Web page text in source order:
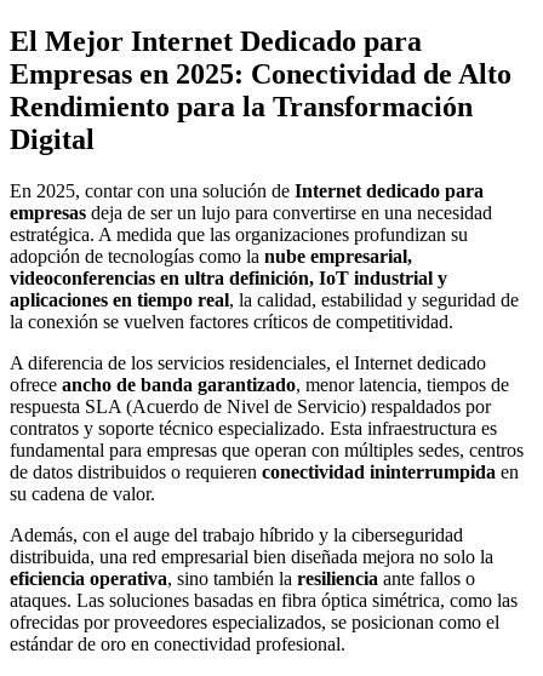
El Mejor Internet Dedicado para
Empresas en 2025: Conectividad de Alto
Rendimiento para la Transformación
Digital
En 2025, contar con una solución de Internet dedicado para
empresas deja de ser un lujo para convertirse en una necesidad
estratégica. A medida que las organizaciones profundizan su
adopción de tecnologías como la nube empresarial,
videoconferencias en ultra definición, IoT industrial y
aplicaciones en tiempo real, la calidad, estabilidad y seguridad de
la conexión se vuelven factores críticos de competitividad.
A diferencia de los servicios residenciales, el Internet dedicado
ofrece ancho de banda garantizado, menor latencia, tiempos de
respuesta SLA (Acuerdo de Nivel de Servicio) respaldados por
contratos y soporte técnico especializado. Esta infraestructura es
fundamental para empresas que operan con múltiples sedes, centros
de datos distribuidos o requieren conectividad ininterrumpida en
su cadena de valor.
Además, con el auge del trabajo híbrido y la ciberseguridad
distribuida, una red empresarial bien diseñada mejora no solo la
eficiencia operativa, sino también la resiliencia ante fallos o
ataques. Las soluciones basadas en fibra óptica simétrica, como las
ofrecidas por proveedores especializados, se posicionan como el
estándar de oro en conectividad profesional.